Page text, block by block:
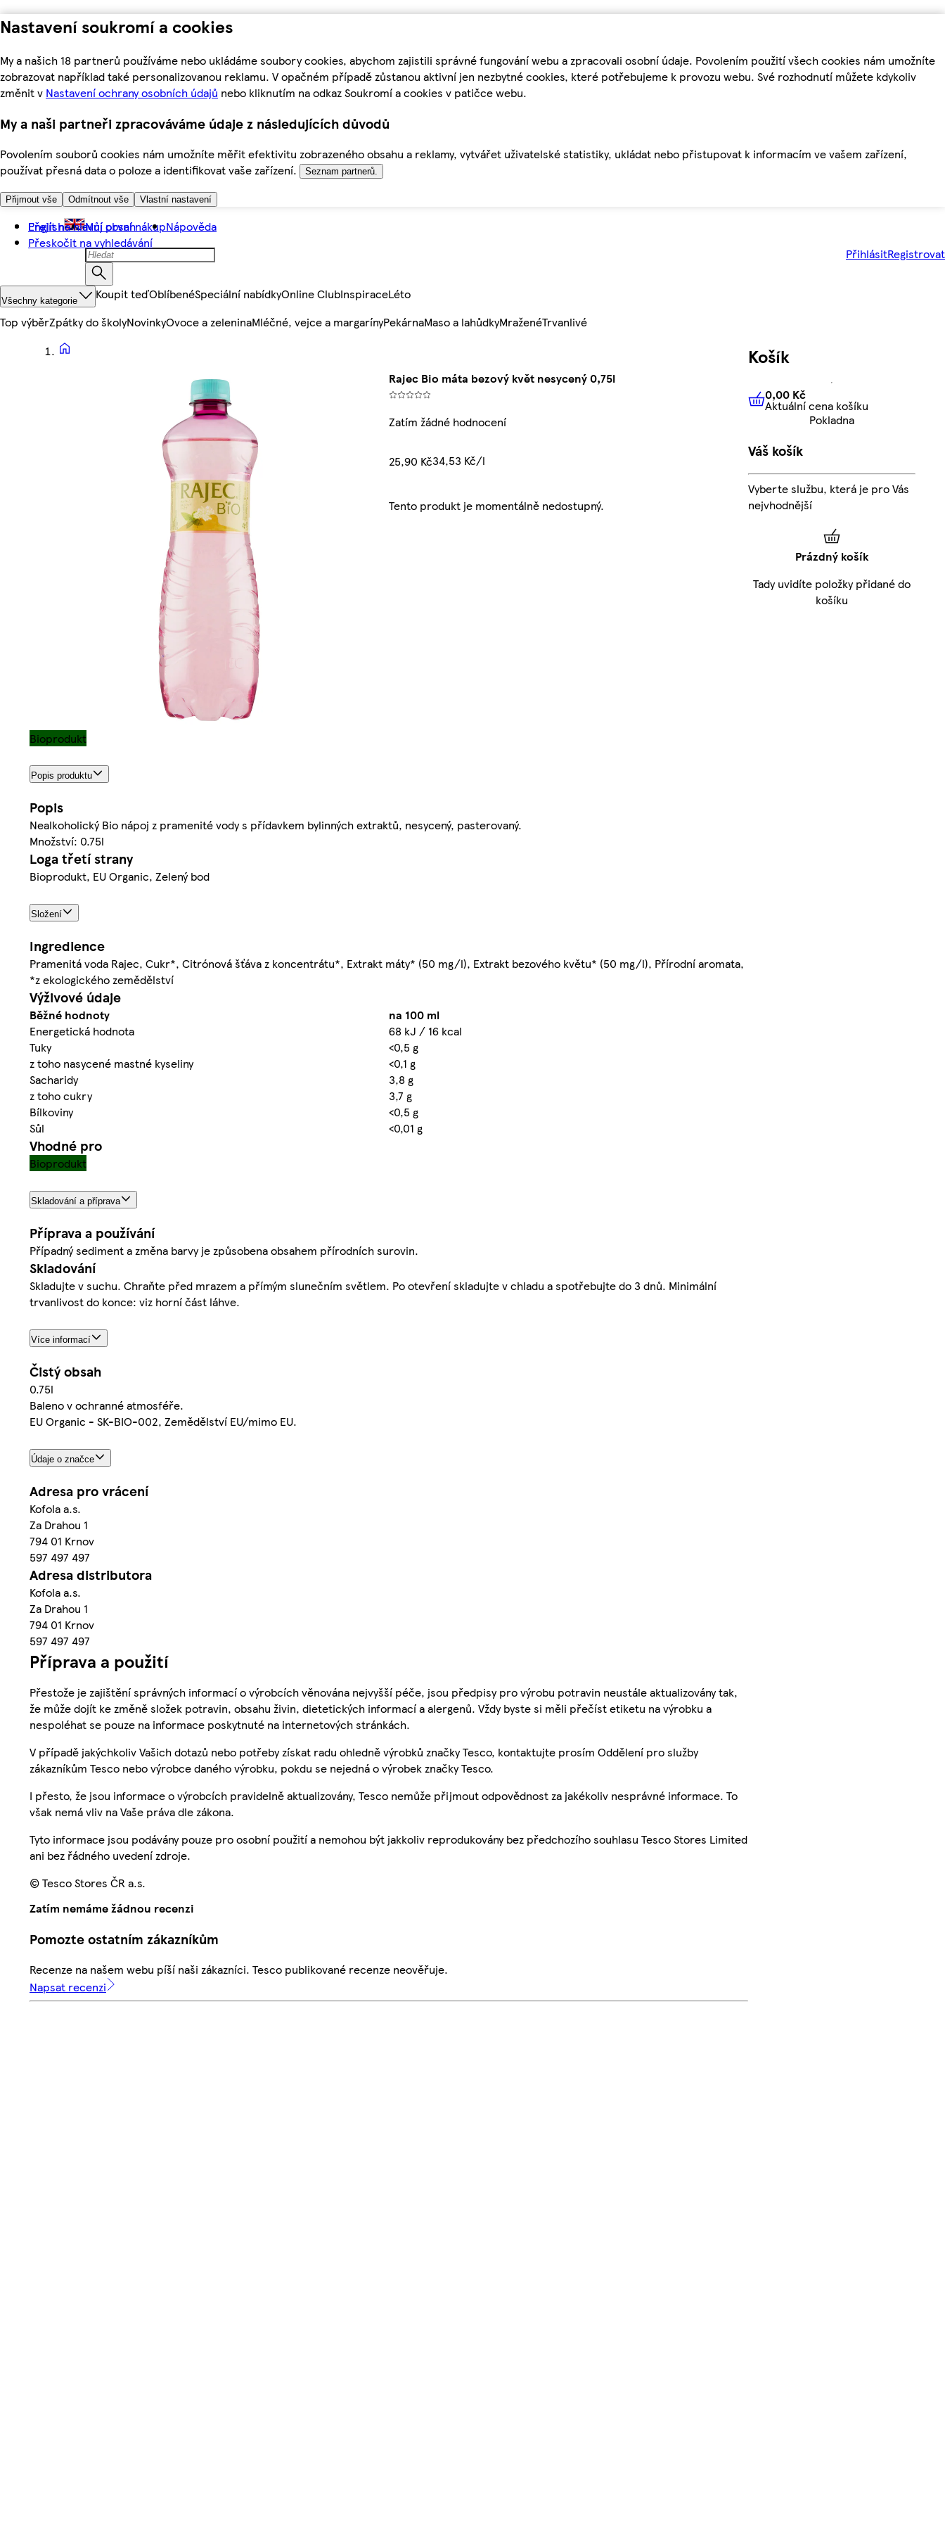
Nastavení soukromí a cookies
My a našich 18 partnerů používáme nebo ukládáme soubory cookies, abychom zajistili správné fungování webu a zpracovali osobní údaje. Povolením použití všech cookies nám umožníte
zobrazovat například také personalizovanou reklamu. V opačném případě zůstanou aktivní jen nezbytné cookies, které potřebujeme k provozu webu. Své rozhodnutí můžete kdykoliv
změnit v Nastavení ochrany osobních údajů nebo kliknutím na odkaz Soukromí a cookies v patičce webu.
My a naši partneři zpracováváme údaje z následujících důvodů
Povolením souborů cookies nám umožníte měřit efektivitu zobrazeného obsahu a reklamy, vytvářet uživatelské statistiky, ukládat nebo přistupovat k informacím ve vašem zařízení,
používat přesná data o poloze a identifikovat vaše zařízení.
Seznam partnerů.
Přijmout vše Odmítnout vše Vlastní nastavení
Přejít na hlavní obsah
Přeskočit na vyhledávání
English Můj první nákupNápověda
PřihlásitRegistrovat
Všechny kategorie Koupit teďOblíbenéSpeciální nabídkyOnline ClubInspiraceLéto
Top výběrZpátky do školyNovinkyOvoce a zeleninaMléčné, vejce a margarínyPekárnaMaso a lahůdkyMraženéTrvanlivé
Rajec Bio máta bezový květ nesycený 0,75l
Zatím žádné hodnocení
25,90 Kč34,53 Kč/l
Tento produkt je momentálně nedostupný.
Bioprodukt
Popis produktu
Popis
Nealkoholický Bio nápoj z pramenité vody s přídavkem bylinných extraktů, nesycený, pasterovaný.
Množství: 0.75l
Loga třetí strany
Bioprodukt, EU Organic, Zelený bod
Složení
Ingredience
Pramenitá voda Rajec, Cukr*, Citrónová šťáva z koncentrátu*, Extrakt máty* (50 mg/l), Extrakt bezového květu* (50 mg/l), Přírodní aromata,
*z ekologického zemědělství
Výživové údaje
Běžné hodnoty
na 100 ml
Energetická hodnota
68 kJ / 16 kcal
Tuky
<0,5 g
z toho nasycené mastné kyseliny
<0,1 g
Sacharidy
3,8 g
z toho cukry
3,7 g
Bílkoviny
<0,5 g
Sůl
<0,01 g
Vhodné pro
Bioprodukt
Skladování a příprava
Příprava a používání
Případný sediment a změna barvy je způsobena obsahem přírodních surovin.
Skladování
Skladujte v suchu. Chraňte před mrazem a přímým slunečním světlem. Po otevření skladujte v chladu a spotřebujte do 3 dnů. Minimální
trvanlivost do konce: viz horní část láhve.
Více informací
Čistý obsah
0.75l
Baleno v ochranné atmosféře.
EU Organic - SK-BIO-002, Zemědělství EU/mimo EU.
Údaje o značce
Adresa pro vrácení
Kofola a.s.
Za Drahou 1
794 01 Krnov
597 497 497
Adresa distributora
Kofola a.s.
Za Drahou 1
794 01 Krnov
597 497 497
Příprava a použití
Přestože je zajištění správných informací o výrobcích věnována nejvyšší péče, jsou předpisy pro výrobu potravin neustále aktualizovány tak,
že může dojít ke změně složek potravin, obsahu živin, dietetických informací a alergenů. Vždy byste si měli přečíst etiketu na výrobku a
nespoléhat se pouze na informace poskytnuté na internetových stránkách.
V případě jakýchkoliv Vašich dotazů nebo potřeby získat radu ohledně výrobků značky Tesco, kontaktujte prosím Oddělení pro služby
zákazníkům Tesco nebo výrobce daného výrobku, pokdu se nejedná o výrobek značky Tesco.
I přesto, že jsou informace o výrobcích pravidelně aktualizovány, Tesco nemůže přijmout odpovědnost za jakékoliv nesprávné informace. To
však nemá vliv na Vaše práva dle zákona.
Tyto informace jsou podávány pouze pro osobní použití a nemohou být jakkoliv reprodukovány bez předchozího souhlasu Tesco Stores Limited
ani bez řádného uvedení zdroje.
© Tesco Stores ČR a.s.
Zatím nemáme žádnou recenzi
Pomozte ostatním zákazníkům
Recenze na našem webu píší naši zákazníci. Tesco publikované recenze neověřuje.
Napsat recenzi
Košík
0,00 KčAktuální cena košíku
0,00 Kč
Aktuální cena košíku
Pokladna
Váš košík
Vyberte službu, která je pro Vás
nejvhodnější
Prázdný košík
Tady uvidíte položky přidané do
košíku